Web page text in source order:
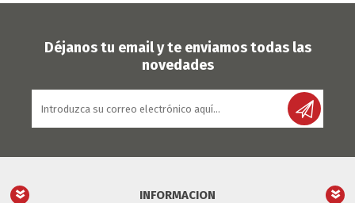
Déjanos tu email y te enviamos todas las
novedades
INFORMACION